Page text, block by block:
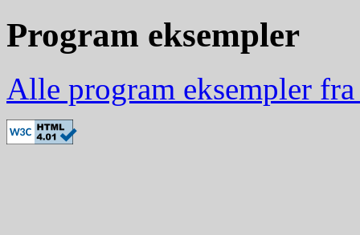
Program eksempler
Alle program eksempler